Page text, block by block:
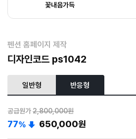
꽃내음가득
펜션 홈페이지 제작
디자인코드 ps1042
일반형 반응형
공급원가2,800,000원
77% 650,000원